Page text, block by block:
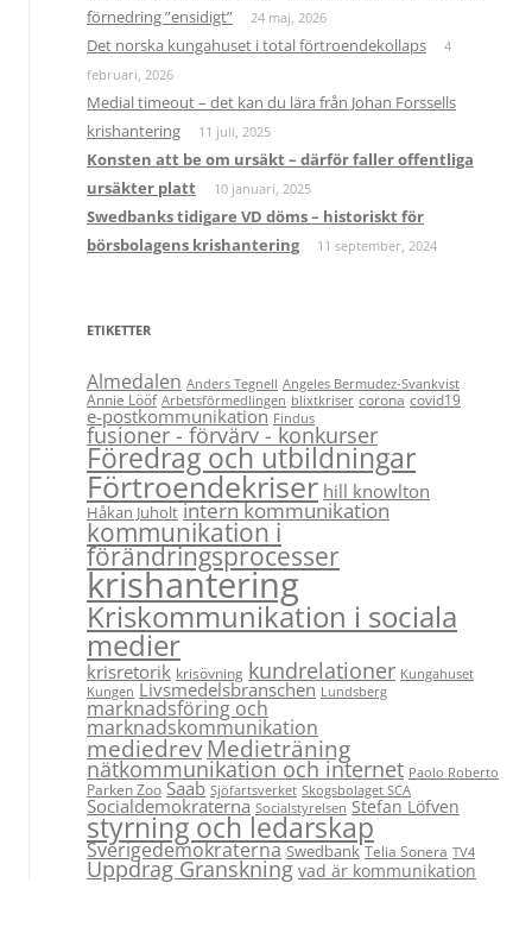
förnedring ”ensidigt”
24 maj, 2026
Det norska kungahuset i total förtroendekollaps
4
februari, 2026
Medial timeout – det kan du lära från Johan Forssells
krishantering
11 juli, 2025
Konsten att be om ursäkt – därför faller offentliga
ursäkter platt
10 januari, 2025
Swedbanks tidigare VD döms – historiskt för
börsbolagens krishantering
11 september, 2024
ETIKETTER
Almedalen Anders Tegnell Angeles Bermudez-Svankvist
Annie Lööf Arbetsförmedlingen blixtkriser corona covid19
e-postkommunikation Findus
fusioner - förvärv - konkurser
Föredrag och utbildningar
Förtroendekriser hill knowlton
Håkan Juholt intern kommunikation
kommunikation i
förändringsprocesser
krishantering
Kriskommunikation i sociala
medier
krisretorik krisövning kundrelationer Kungahuset
Kungen Livsmedelsbranschen Lundsberg
marknadsföring och
marknadskommunikation
mediedrevMedieträning
nätkommunikation och internet Paolo Roberto
Parken Zoo Saab Sjöfartsverket Skogsbolaget SCA
Socialdemokraterna Socialstyrelsen Stefan Löfven
styrning och ledarskap
Sverigedemokraterna Swedbank Telia Sonera TV4
Uppdrag Granskning vad är kommunikation